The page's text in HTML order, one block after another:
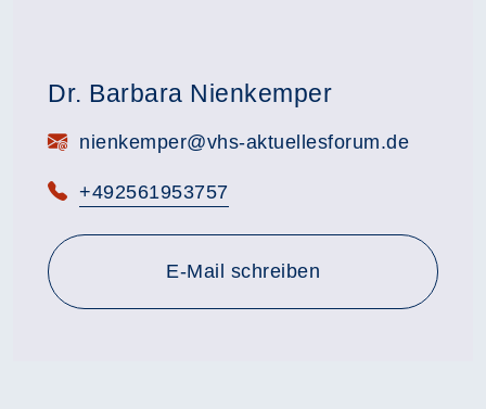
Dr. Barbara Nienkemper
E-Mail:nienkemper@vhs-aktuellesforum.de
Telefon:
+492561953757
E-Mail schreiben